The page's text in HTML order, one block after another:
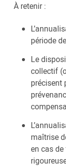
À retenir :
période
Le
collectif
précisent
maîtrise
en cas